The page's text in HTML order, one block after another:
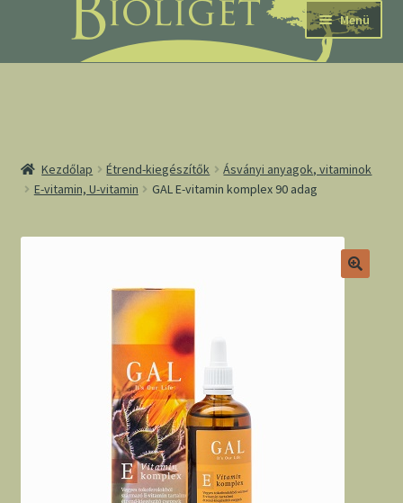
navigációhoz
tartalomba
Menü
Kezdőlap Étrend-kiegészítők
Ásványi anyagok, vitaminok
E-vitamin, U-vitamin
GAL E-vitamin komplex 90 adag